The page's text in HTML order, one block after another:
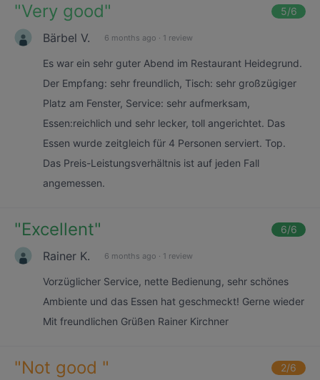
"Very good" 5/6
Bärbel V. 6 months ago · 1 review
Es war ein sehr guter Abend im Restaurant Heidegrund.
Der Empfang: sehr freundlich, Tisch: sehr großzügiger
Platz am Fenster, Service: sehr aufmerksam,
Essen:reichlich und sehr lecker, toll angerichtet. Das
Essen wurde zeitgleich für 4 Personen serviert. Top.
Das Preis-Leistungsverhältnis ist auf jeden Fall
angemessen.
"Excellent" 6/6
Rainer K. 6 months ago · 1 review
Vorzüglicher Service, nette Bedienung, sehr schönes
Ambiente und das Essen hat geschmeckt! Gerne wieder
Mit freundlichen Grüßen Rainer Kirchner
"Not good " 2/6